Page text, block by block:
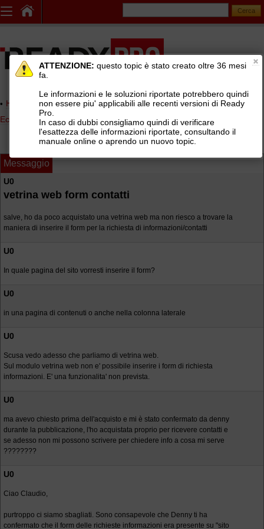
Home page> AREE DI SUPPORTO TECNICO GRATUITO>
Ecommerce e sito Vetrina Ready Pro> Sito Vetrina Ready Pro
Messaggio
U0
vetrina web form contatti
salve, ho da poco acquistato una vetrina web ma non riesco a trovare la
maniera di inserire il form per la richiesta di informazioni/contatti
U0
In quale pagina del sito vorresti inserire il form?
U0
in una pagina di contenuti o anche nella colonna laterale
U0
Scusa vedo adesso che parliamo di vetrina web.
Sul modulo vetrina web non e' possibile inserire i form di richiesta
informazioni. E' una funzionalita' non prevista.
U0
ma avevo chiesto prima dell'acquisto e mi è stato confermato da denny
durante la pubblicazione, l'ho acquistata proprio per ricevere contatti e
se adesso non mi possono scrivere per chiedere info a cosa mi serve
????????
U0
Ciao Claudio,
purtroppo ci siamo sbagliati. Sono consapevole che Denny ti ha
confermato che il form delle richieste informazioni era presente su "sito
ATTENZIONE: questo topic è stato creato oltre 36 mesi
fa.
Le informazioni e le soluzioni riportate potrebbero quindi
non essere piu' applicabili alle recenti versioni di Ready
Pro.
In caso di dubbi consigliamo quindi di verificare
l'esattezza delle informazioni riportate, consultando il
manuale online o aprendo un nuovo topic.